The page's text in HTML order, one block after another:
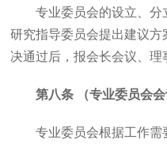
专业委员会的设立、
研究指导委员会提出建议
决通过后，报会长会议、理
第八条 （专业委员会会
专业委员会根据工作